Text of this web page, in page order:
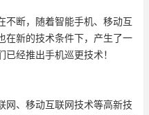
不断，随着智能手机、移动互
在新的技术条件下，产生了一
经推出手机巡更技术！
网、移动互联网技术等高新技